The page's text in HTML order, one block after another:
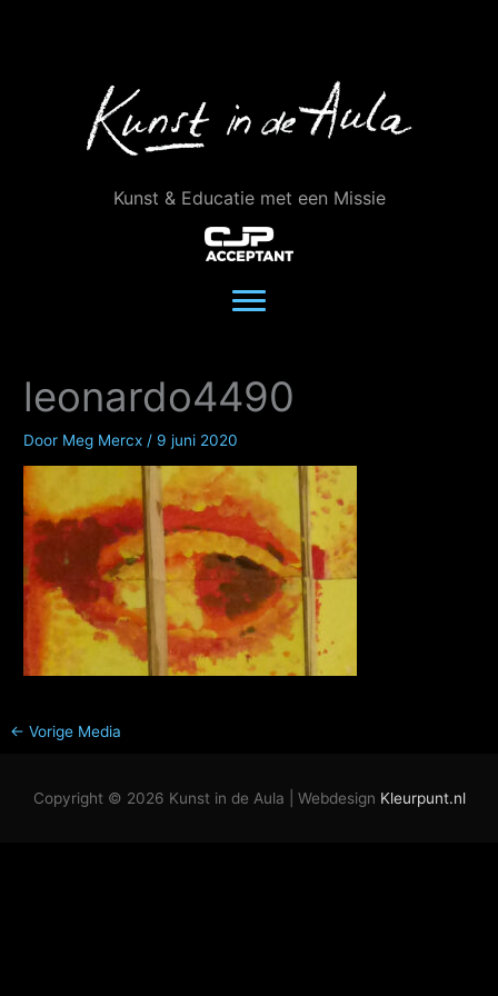
Kunst & Educatie met een Missie
leonardo4490
Door Meg Mercx / 9 juni 2020
← Vorige Media
Copyright © 2026 Kunst in de Aula | Webdesign Kleurpunt.nl